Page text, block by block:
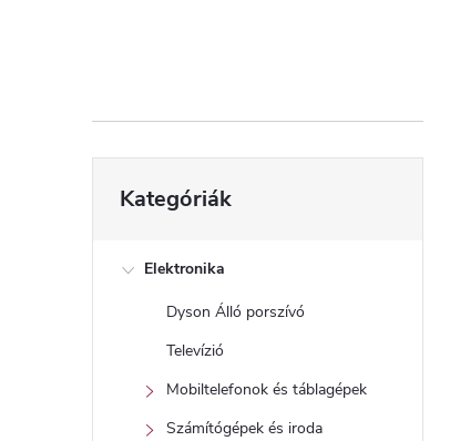
l
sátugrása
Kategóriák
Elektronika
Dyson Álló porszívó
Televízió
Mobiltelefonok és táblagépek
Számítógépek és iroda